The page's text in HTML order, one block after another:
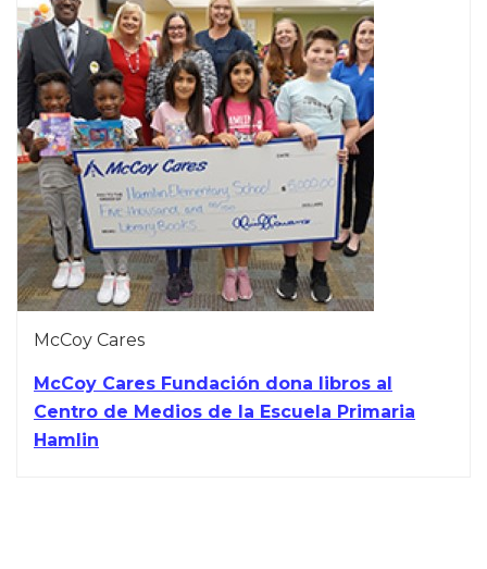
McCoy Cares
McCoy Cares Fundación dona libros al
Centro de Medios de la Escuela Primaria
Hamlin